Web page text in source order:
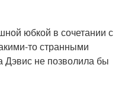
юбкой в сочетании с
то странными
не позволила бы